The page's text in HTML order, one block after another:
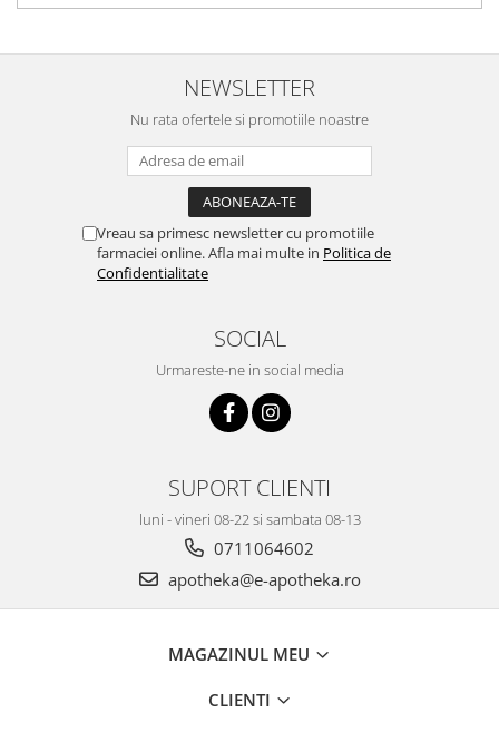
NEWSLETTER
Nu rata ofertele si promotiile noastre
Vreau sa primesc newsletter cu promotiile
farmaciei online. Afla mai multe in Politica de
Confidentialitate
SOCIAL
Urmareste-ne in social media
SUPORT CLIENTI
luni - vineri 08-22 si sambata 08-13
0711064602
apotheka@e-apotheka.ro
MAGAZINUL MEU
CLIENTI